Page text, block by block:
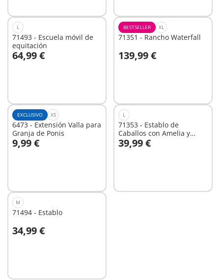
L
71493 - Escuela móvil de
equitación
64,99 €
BESTSELLER XL
71351 - Rancho Waterfall
139,99 €
EXCLUSIVO XS
6473 - Extensión Valla para
Granja de Ponis
9,99 €
L
71353 - Establo de
Caballos con Amelia y
Whisper
39,99 €
M
71494 - Establo
34,99 €